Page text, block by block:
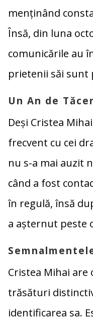
menținând
Însă, din luna
comunicările au
prietenii săi
Un An de
Deși Cristea
frecvent cu cei
nu s-a mai auzit
când a fost
în regulă, însă
a așternut peste
Cristea Mihai
trăsături
identificarea sa.